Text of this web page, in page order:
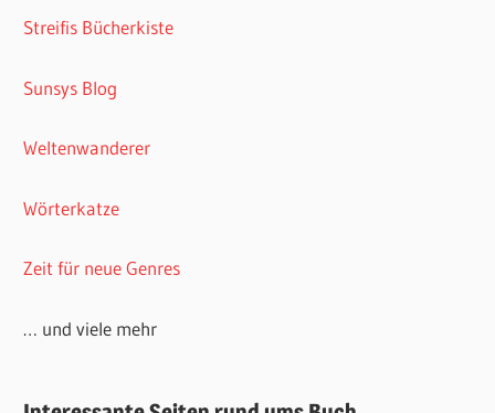
Streifis Bücherkiste
Sunsys Blog
Weltenwanderer
Wörterkatze
Zeit für neue Genres
… und viele mehr